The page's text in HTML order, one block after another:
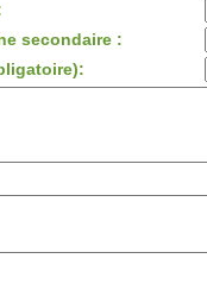
secondaire :